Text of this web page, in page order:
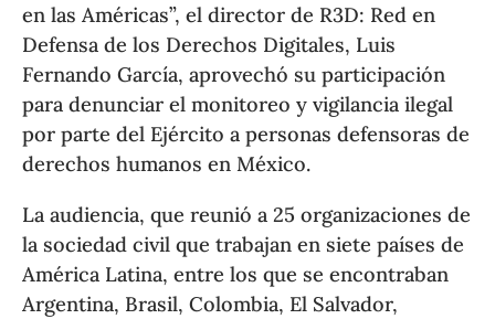
en las Américas”, el director de R3D: Red en
Defensa de los Derechos Digitales, Luis
Fernando García, aprovechó su participación
para denunciar el monitoreo y vigilancia ilegal
por parte del Ejército a personas defensoras de
derechos humanos en México.
La audiencia, que reunió a 25 organizaciones de
la sociedad civil que trabajan en siete países de
América Latina, entre los que se encontraban
Argentina, Brasil, Colombia, El Salvador,